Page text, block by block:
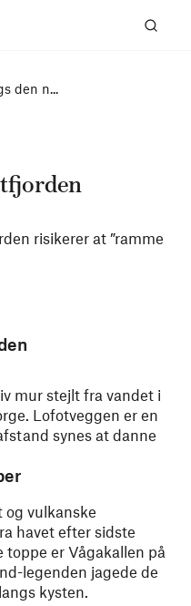
den n...
risikerer at ”ramme
mur stejlt fra vandet i
Lofotveggen er en
synes at danne
vulkanske
havet efter sidste
er Vågakallen på
legenden jagede de
kysten.